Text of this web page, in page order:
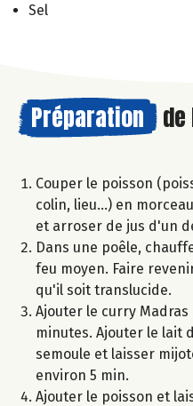
Sel
Préparation
Couper le poisson
colin, lieu...) en
et arroser de jus d'un
Dans une poêle,
feu moyen. Faire
qu'il soit translucide.
Ajouter le curry
minutes. Ajouter le lait
semoule et laisser
environ 5 min.
Ajouter le poisson et